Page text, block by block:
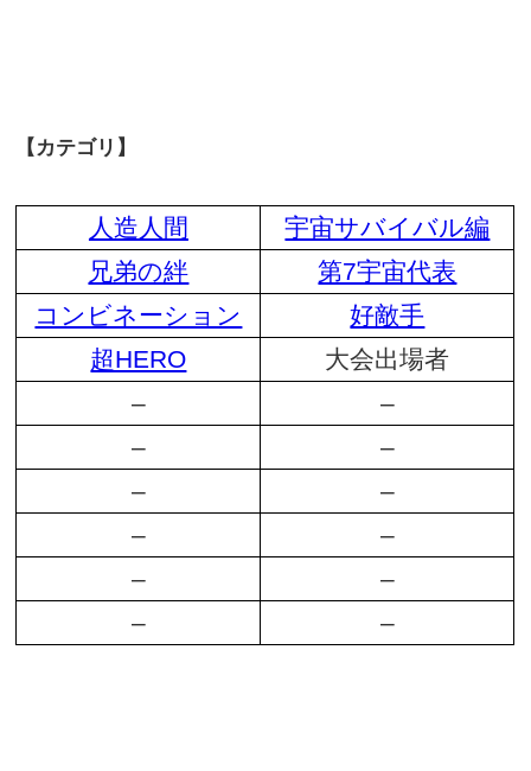
【カテゴリ】
人造人間
宇宙サバイバル編
兄弟の絆
第7宇宙代表
コンビネーション
好敵手
超HERO
大会出場者
–
–
–
–
–
–
–
–
–
–
–
–